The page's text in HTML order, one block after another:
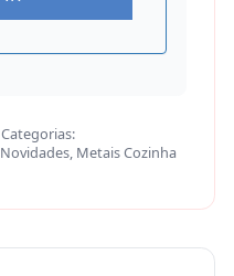
Categorias:
Novidades, Metais Cozinha